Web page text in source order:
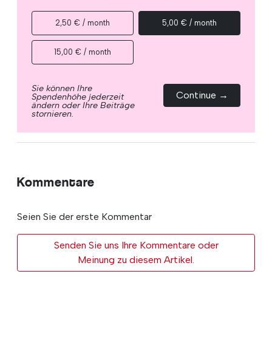
2,50 € / month 5,00 € / month
15,00 € / month
Sie können Ihre
Spendenhöhe jederzeit
ändern oder Ihre Beiträge
stornieren.
Continue →
Kommentare
Seien Sie der erste Kommentar
Senden Sie uns Ihre Kommentare oder
Meinung zu diesem Artikel.